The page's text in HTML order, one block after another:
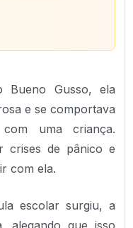
Bueno Gusso, ela
e se comportava
uma criança.
crises de pânico e
com ela.
escolar surgiu, a
alegando que isso